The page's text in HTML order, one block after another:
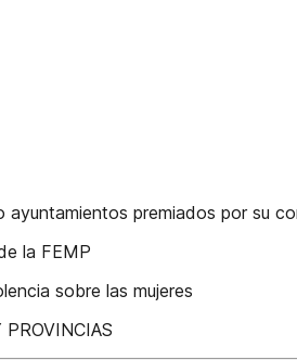
premiados por su
la FEMP
sobre las mujeres